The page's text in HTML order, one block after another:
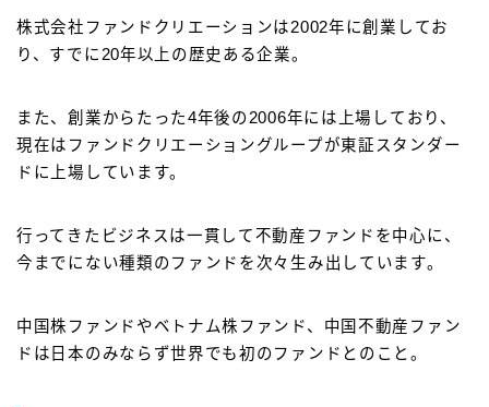
株式会社ファンドクリエーションは2002年に創業してお
り、すでに20年以上の歴史ある企業。
また、創業からたった4年後の2006年には上場しており、
現在はファンドクリエーショングループが東証スタンダー
ドに上場しています。
行ってきたビジネスは一貫して不動産ファンドを中心に、
今までにない種類のファンドを次々生み出しています。
中国株ファンドやベトナム株ファンド、中国不動産ファン
ドは日本のみならず世界でも初のファンドとのこと。